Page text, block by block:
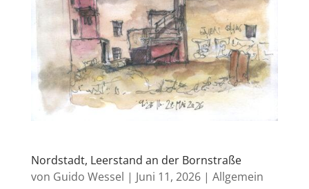
Nordstadt, Leerstand an der Bornstraße
von Guido Wessel | Juni 11, 2026| Allgemein